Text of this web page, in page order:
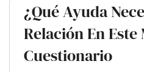
¿Qué Ayuda
Relación En
Cuestionario